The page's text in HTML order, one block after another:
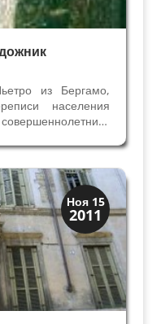
из Бергамо,
населения
в 1432 году, но
городе. Вместе с
Ноя 15
2011